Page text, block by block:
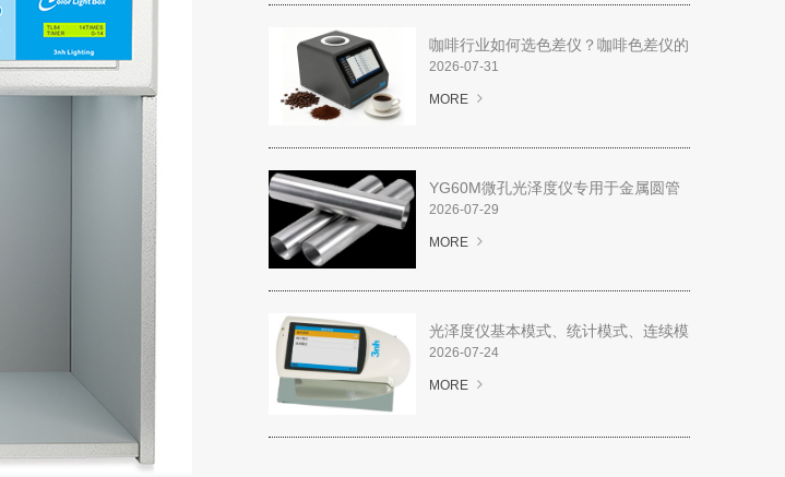
咖啡行业如何选色差仪？咖啡色差仪的
选型推荐
2026-07-31
MORE
YG60M微孔光泽度仪专用于金属圆管
弧面光泽度测量
2026-07-29
MORE
光泽度仪基本模式、统计模式、连续模
式、质管模式解析
2026-07-24
MORE